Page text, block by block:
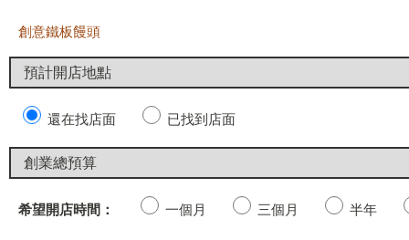
創意鐵板饅頭
還在找店面 已找到店面
希望開店時間： 一個月 三個月 半年